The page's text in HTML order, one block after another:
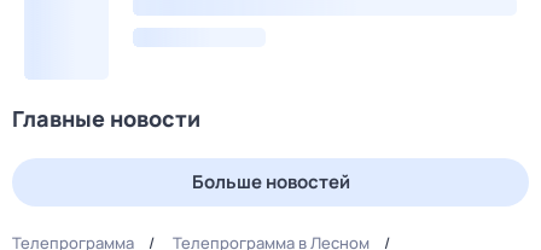
Главные новости
Больше новостей
Телепрограмма Телепрограмма в Лесном